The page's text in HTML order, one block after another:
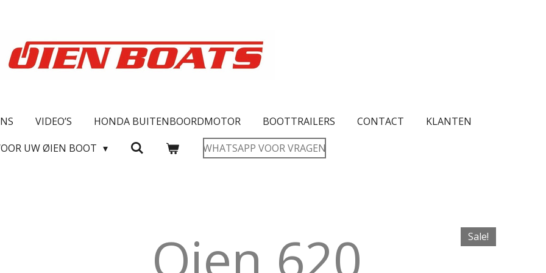
VIDEO’S HONDA BUITENBOORDMOTOR BOOTTRAILERS CONTACT
KLANTEN
UW ØIEN BOOT
WHATSAPP VOOR VRAGEN
Oien 620 Sale!